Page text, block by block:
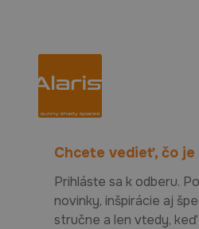
Chcete vedieť, čo je
Prihláste sa k odberu.
novinky, inšpirácie aj
stručne a len vtedy,